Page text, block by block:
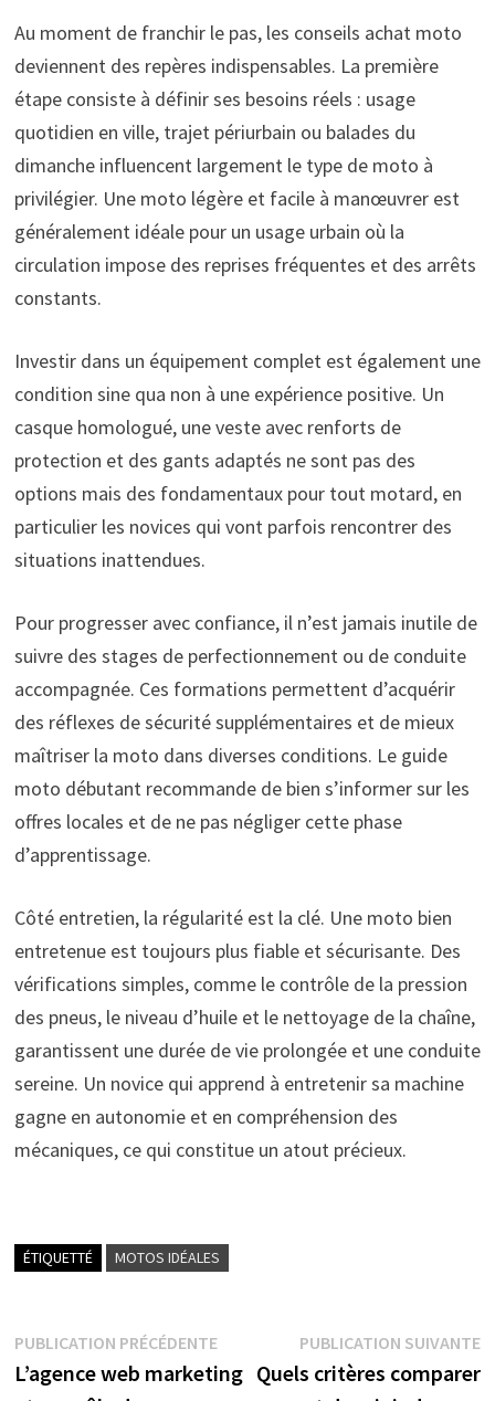
Au moment de franchir le pas, les conseils achat moto
deviennent des repères indispensables. La première
étape consiste à définir ses besoins réels : usage
quotidien en ville, trajet périurbain ou balades du
dimanche influencent largement le type de moto à
privilégier. Une moto légère et facile à manœuvrer est
généralement idéale pour un usage urbain où la
circulation impose des reprises fréquentes et des arrêts
constants.
Investir dans un équipement complet est également une
condition sine qua non à une expérience positive. Un
casque homologué, une veste avec renforts de
protection et des gants adaptés ne sont pas des
options mais des fondamentaux pour tout motard, en
particulier les novices qui vont parfois rencontrer des
situations inattendues.
Pour progresser avec confiance, il n’est jamais inutile de
suivre des stages de perfectionnement ou de conduite
accompagnée. Ces formations permettent d’acquérir
des réflexes de sécurité supplémentaires et de mieux
maîtriser la moto dans diverses conditions. Le guide
moto débutant recommande de bien s’informer sur les
offres locales et de ne pas négliger cette phase
d’apprentissage.
Côté entretien, la régularité est la clé. Une moto bien
entretenue est toujours plus fiable et sécurisante. Des
vérifications simples, comme le contrôle de la pression
des pneus, le niveau d’huile et le nettoyage de la chaîne,
garantissent une durée de vie prolongée et une conduite
sereine. Un novice qui apprend à entretenir sa machine
gagne en autonomie et en compréhension des
mécaniques, ce qui constitue un atout précieux.
ÉTIQUETTÉ MOTOS IDÉALES
Navigation
de
PUBLICATION PRÉCÉDENTEPublication
précédente :
L’agence web marketing
PUBLICATION SUIVANTE
Quels critères comparer